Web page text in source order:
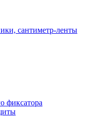
сантиметр-ленты
фиксатора